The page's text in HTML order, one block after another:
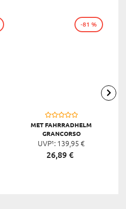
MET FAHRRADHELM
GRANCORSO
UVP¹: 139,95 €
26,89€
-81 %